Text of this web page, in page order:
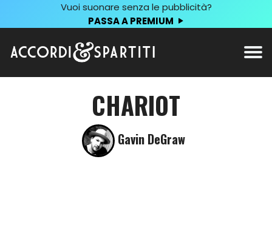
Vuoi suonare senza le pubblicità?
PASSA A PREMIUM
CHARIOT
Gavin DeGraw